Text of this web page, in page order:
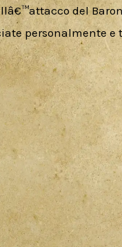
del
personalmente